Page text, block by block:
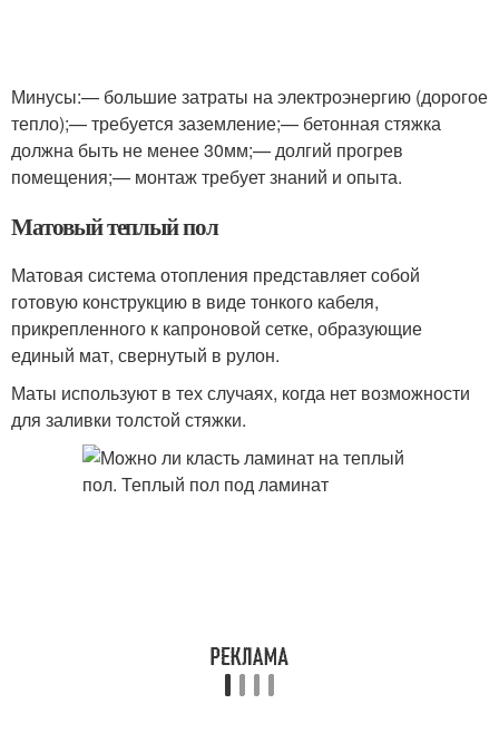
Минусы:— большие затраты на электроэнергию (дорогое
тепло);— требуется заземление;— бетонная стяжка
должна быть не менее 30мм;— долгий прогрев
помещения;— монтаж требует знаний и опыта.
Матовый теплый пол
Матовая система отопления представляет собой
готовую конструкцию в виде тонкого кабеля,
прикрепленного к капроновой сетке, образующие
единый мат, свернутый в рулон.
Маты используют в тех случаях, когда нет возможности
для заливки толстой стяжки.